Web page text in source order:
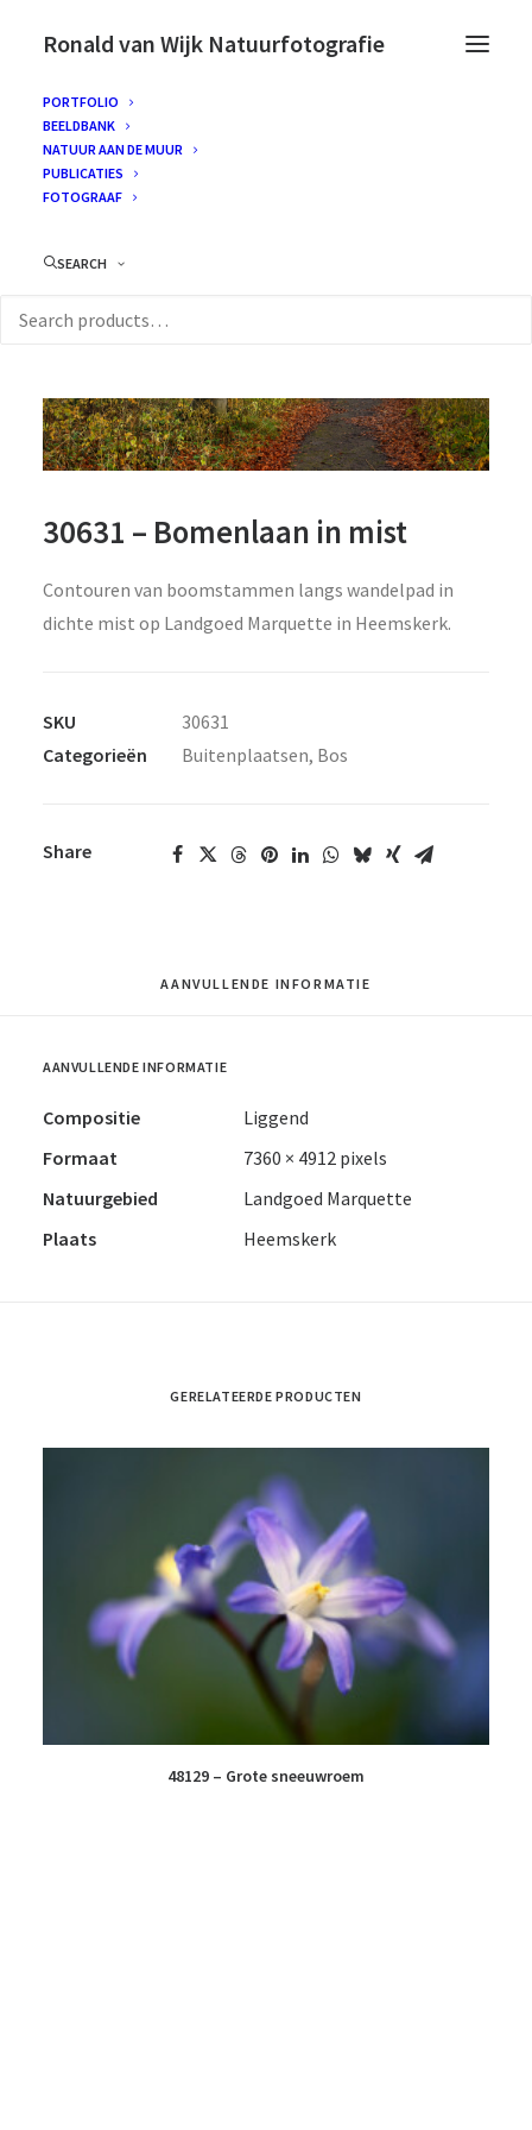
Ronald van Wijk Natuurfotografie
PORTFOLIO
BEELDBANK
NATUUR AAN DE MUUR
PUBLICATIES
FOTOGRAAF
SEARCH
30631 – Bomenlaan in mist
Contouren van boomstammen langs wandelpad in
dichte mist op Landgoed Marquette in Heemskerk.
SKU
30631
Categorieën
Buitenplaatsen, Bos
Share
AANVULLENDE INFORMATIE
AANVULLENDE INFORMATIE
Compositie
Liggend
Formaat
7360 × 4912 pixels
Natuurgebied
Landgoed Marquette
Plaats
Heemskerk
GERELATEERDE PRODUCTEN
48129 – Grote sneeuwroem